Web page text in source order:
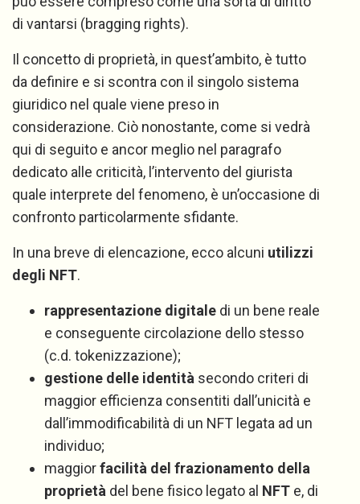
di vantarsi (bragging rights).
Il concetto di proprietà, in quest’ambito, è tutto
da definire e si scontra con il singolo sistema
giuridico nel quale viene preso in
considerazione. Ciò nonostante, come si vedrà
qui di seguito e ancor meglio nel paragrafo
dedicato alle criticità, l’intervento del giurista
quale interprete del fenomeno, è un’occasione di
confronto particolarmente sfidante.
In una breve di elencazione, ecco alcuni utilizzi
degli NFT.
rappresentazione digitale di un bene reale
e conseguente circolazione dello stesso
(c.d. tokenizzazione);
gestione delle identità secondo criteri di
maggior efficienza consentiti dall’unicità e
dall’immodificabilità di un NFT legata ad un
individuo;
maggiorfacilità del frazionamento della
proprietà del bene fisico legato al NFT e, di